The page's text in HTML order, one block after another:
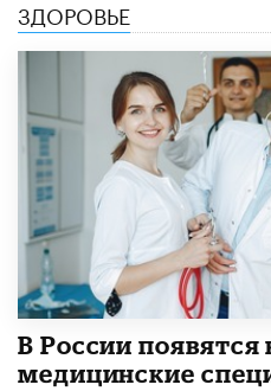
ЗДОРОВЬЕ
В России появятся
медицинские